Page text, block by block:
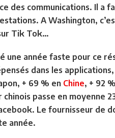
des communications. Il a
A Washington,
Tik Tok…
une année faste pour ce
dans les
+ 69 % en Chine, + 92
passe en moyenne
Le fournisseur de
année.